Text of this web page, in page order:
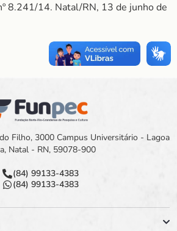
8.241/14. Natal/RN, 13 de junho de
Filho, 3000 Campus Universitário - Lagoa
Natal - RN, 59078-900
(84) 99133-4383
(84) 99133-4383